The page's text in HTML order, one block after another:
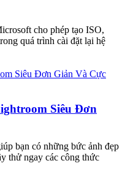
cho phép tạo ISO,
quá trình cài đặt lại hệ
Siêu Đơn
bạn có những bức ảnh đẹp
thử ngay các công thức